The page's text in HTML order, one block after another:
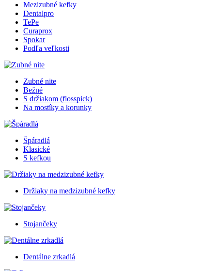
Mezizubné kefky
Dentalpro
TePe
Curaprox
Spokar
Podľa veľkosti
Zubné nite
Bežné
S držiakom (flosspick)
Na mostíky a korunky
Špáradlá
Klasické
S kefkou
Držiaky na medzizubné kefky
Stojančeky
Dentálne zrkadlá